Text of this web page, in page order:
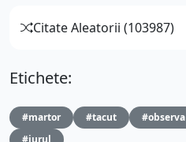
Citate Aleatorii (103987)
Etichete:
#martor #tacut #observa
#jurul